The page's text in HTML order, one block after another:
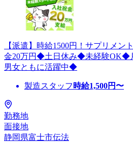
【派遣】時給1500円！サプリメ
金20万円◆土日休み◆未経験OK◆
男女ともに活躍中◆
製造スタッフ 時給1,500円〜
勤務地
面接地
静岡県富士市伝法